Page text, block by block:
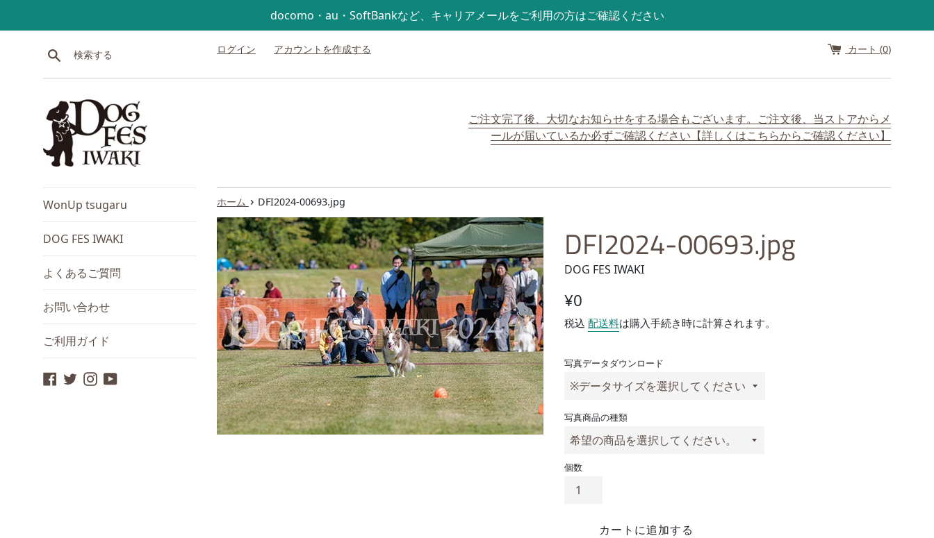
docomo・au・SoftBankなど、キャリアメールをご利用の方はご確認ください
検索する ログイン アカウントを作成する カート (0)
ご注文完了後、大切なお知らせをする場合もございます。ご注文後、当ストアからメ
ールが届いているか必ずご確認ください【詳しくはこちらからご確認ください】
WonUp tsugaru
DOG FES IWAKI
よくあるご質問
お問い合わせ
ご利用ガイド
Facebook
TwitterInstagram
YouTube
ホーム › DFI2024-00693.jpg
DFI2024-00693.jpg
DOG FES IWAKI
通常価格
¥0
税込 配送料は購入手続き時に計算されます。
写真データダウンロード
写真商品の種類
個数
カートに追加する